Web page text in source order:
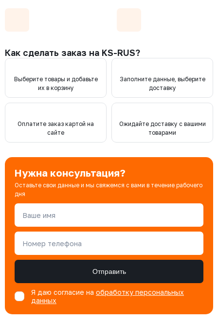
Как сделать заказ на KS-RUS?
Выберите товары и добавьте
их в корзину
Заполните данные, выберите
доставку
Оплатите заказ картой на
сайте
Ожидайте доставку с вашими
товарами
Нужна консультация?
Оставьте свои данные и мы свяжемся с вами в течение рабочего
дня
Ваше имя
Номер телефона
Отправить
Я даю согласие на обработку персональных
данных